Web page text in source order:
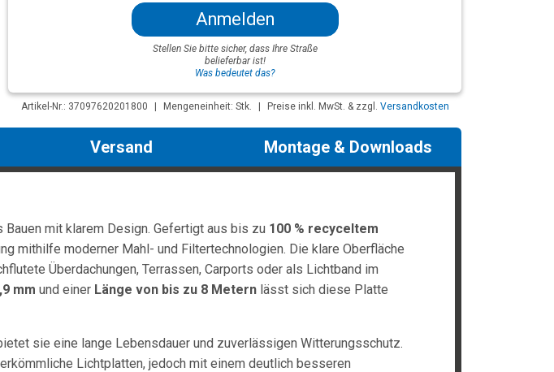
Anmelden
Stellen Sie bitte sicher, dass Ihre Straße
belieferbar ist!
Was bedeutet das?
Artikel-Nr.: 37097620201800 Mengeneinheit: Stk. Preise inkl. MwSt. & zzgl. Versandkosten
Versand Montage & Downloads
Bauen mit klarem Design. Gefertigt aus bis zu 100 % recyceltem
mithilfe moderner Mahl- und Filtertechnologien. Die klare Oberfläche
Überdachungen, Terrassen, Carports oder als Lichtband im
mm und einer Länge von bis zu 8 Meternlässt sich diese Platte
sie eine lange Lebensdauer und zuverlässigen Witterungsschutz.
Lichtplatten, jedoch mit einem deutlich besseren